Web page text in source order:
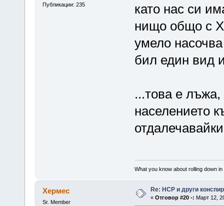
Публикации: 235
като нас си
нищо общо с
умело
бил един вид
...това е лъжа,
населението
What you know about rolling down in
Хермес
Sr. Member
Re: НСР и други
« Отговор #20 -: Март 12,